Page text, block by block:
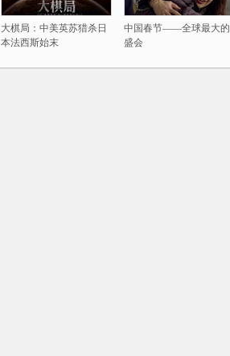
大棋局：中美英苏猎杀日
本法西斯始末
中国春节——全球最大的
盛会